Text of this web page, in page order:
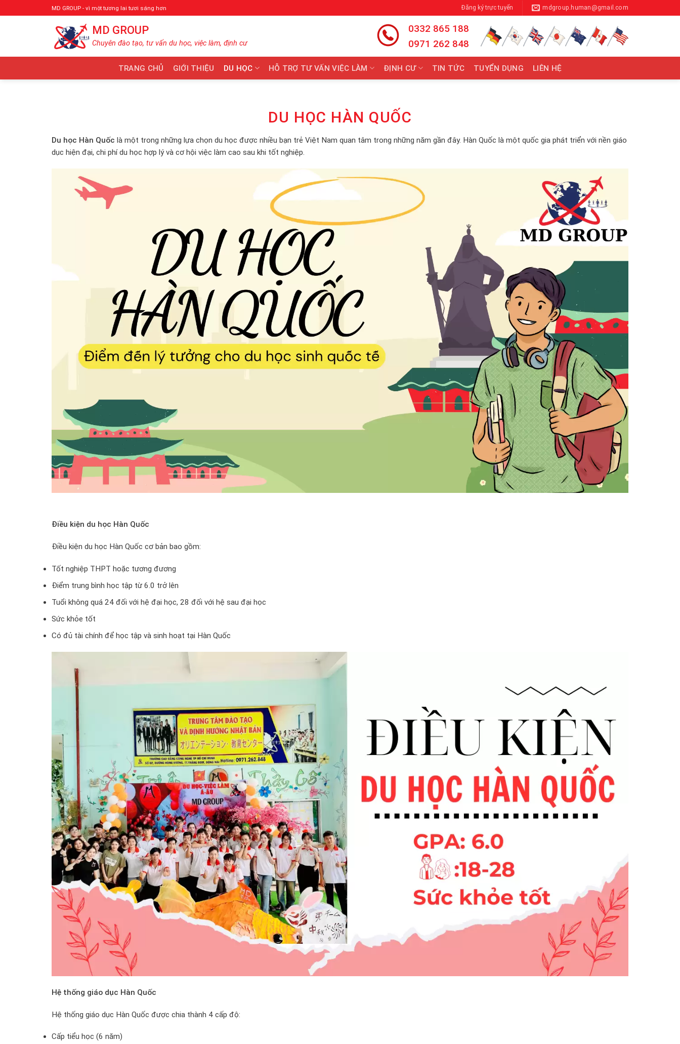
qua
MD GROUP - vì một tương lai tươi sáng hơn Đăng ký trực tuyến mdgroup.human@gmail.com
MD GROUP
Chuyên đào tạo, tư vấn du học, việc làm, định cư
0332 865 188
0971 262 848
TRANG CHỦ GIỚI THIỆU DU HỌC HỖ TRỢ TƯ VẤN VIỆC LÀM ĐỊNH CƯ TIN TỨC TUYỂN DỤNG LIÊN HỆ
DU HỌC HÀN QUỐC
Du học Hàn Quốc là một trong những lựa chọn du học được nhiều bạn trẻ Việt Nam quan tâm trong những năm gần đây. Hàn Quốc là một quốc gia phát triển với nền giáo
dục hiện đại, chi phí du học hợp lý và cơ hội việc làm cao sau khi tốt nghiệp.
Điều kiện du học Hàn Quốc
Điều kiện du học Hàn Quốc cơ bản bao gồm:
Tốt nghiệp THPT hoặc tương đương
Điểm trung bình học tập từ 6.0 trở lên
Tuổi không quá 24 đối với hệ đại học, 28 đối với hệ sau đại học
Sức khỏe tốt
Có đủ tài chính để học tập và sinh hoạt tại Hàn Quốc
Hệ thống giáo dục Hàn Quốc
Hệ thống giáo dục Hàn Quốc được chia thành 4 cấp độ:
Cấp tiểu học (6 năm)